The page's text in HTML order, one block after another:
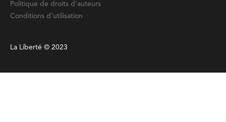
Politique de droits d'auteurs
Conditions d'utilisation
La Liberté © 2023